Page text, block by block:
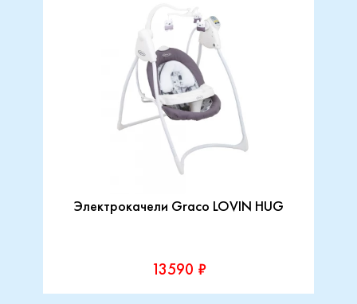
Электрокачели Graco LOVIN HUG
13590 ₽